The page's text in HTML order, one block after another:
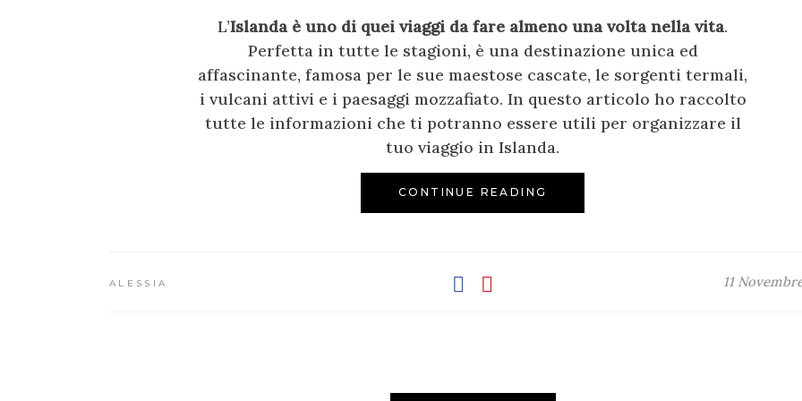
L’Islanda è uno di quei viaggi da fare almeno una volta nella vita.
Perfetta in tutte le stagioni, è una destinazione unica ed
affascinante, famosa per le sue maestose cascate, le sorgenti termali,
i vulcani attivi e i paesaggi mozzafiato. In questo articolo ho raccolto
tutte le informazioni che ti potranno essere utili per organizzare il
tuo viaggio in Islanda.
CONTINUE READING
ALESSIA 11